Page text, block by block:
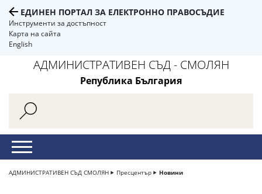
ЕДИНЕН ПОРТАЛ ЗА ЕЛЕКТРОННО ПРАВОСЪДИЕ
Инструменти за достъпност
Карта на сайта
English
АДМИНИСТРАТИВЕН СЪД - СМОЛЯН
Република България
АДМИНИСТРАТИВЕН СЪД СМОЛЯН Пресцентър Новини